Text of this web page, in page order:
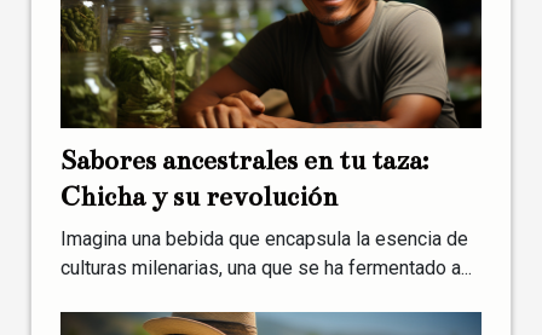
Sabores ancestrales en tu taza:
Chicha y su revolución
Imagina una bebida que encapsula la esencia de
culturas milenarias, una que se ha fermentado a...